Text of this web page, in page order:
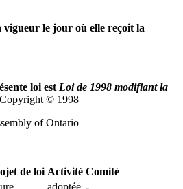
vigueur le jour où elle reçoit la
loi est Loi de 1998 modifiant la
Copyright © 1998
of Ontario
de loi Activité Comité